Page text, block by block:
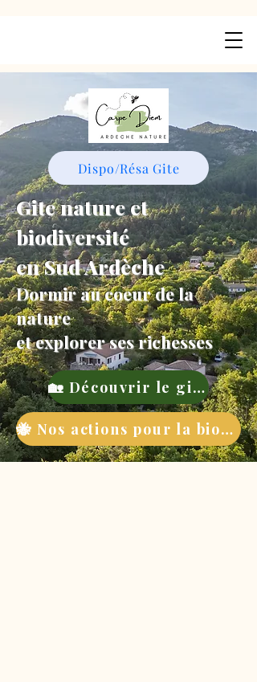
Dispo/Résa Gite
Gite nature et
biodiversité
en Sud Ardèche
Dormir au coeur de la
nature
et explorer ses richesses
🏡 Découvrir le gite
🐝 Nos actions pour la biodiversité